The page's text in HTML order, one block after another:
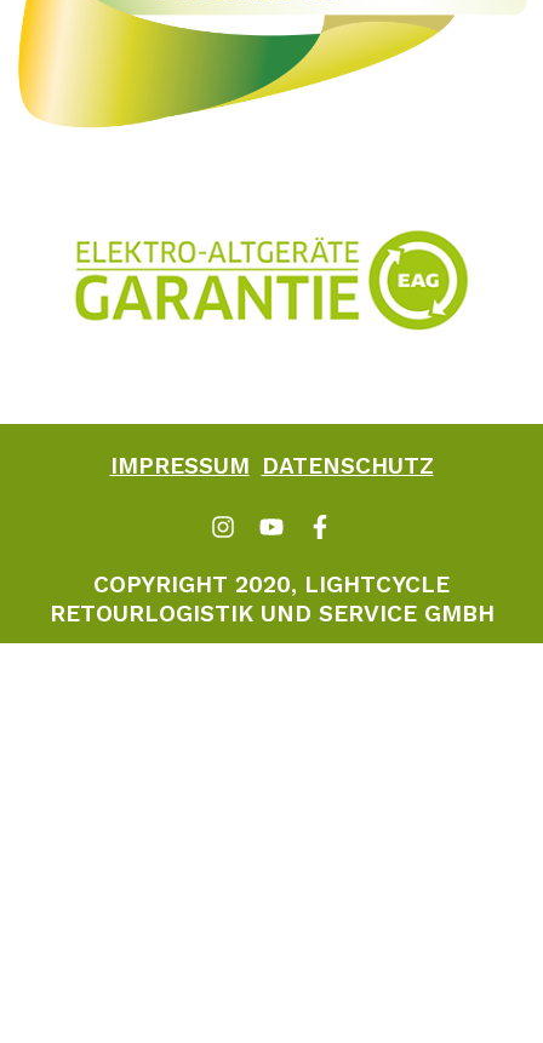
IMPRESSUM DATENSCHUTZ
COPYRIGHT 2020, LIGHTCYCLE
RETOURLOGISTIK UND SERVICE GMBH